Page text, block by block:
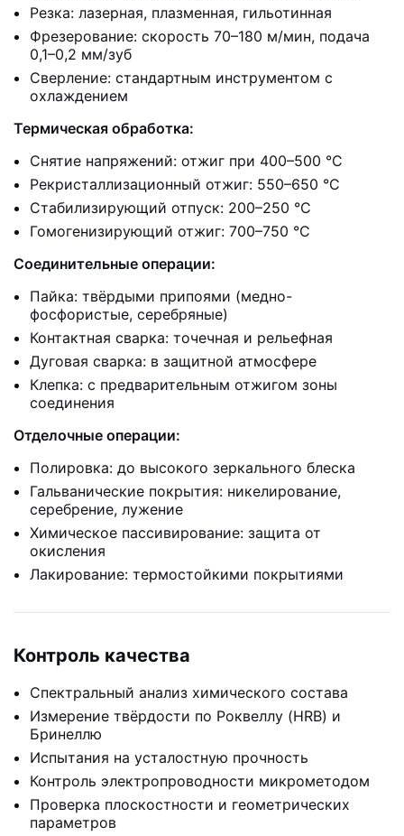
Резка: лазерная, плазменная, гильотинная
Фрезерование: скорость 70–180 м/мин, подача
0,1–0,2 мм/зуб
Сверление: стандартным инструментом с
охлаждением
Термическая обработка:
Снятие напряжений: отжиг при 400–500 °C
Рекристаллизационный отжиг: 550–650 °C
Стабилизирующий отпуск: 200–250 °C
Гомогенизирующий отжиг: 700–750 °C
Соединительные операции:
Пайка: твёрдыми припоями (медно-
фосфористые, серебряные)
Контактная сварка: точечная и рельефная
Дуговая сварка: в защитной атмосфере
Клепка: с предварительным отжигом зоны
соединения
Отделочные операции:
Полировка: до высокого зеркального блеска
Гальванические покрытия: никелирование,
серебрение, лужение
Химическое пассивирование: защита от
окисления
Лакирование: термостойкими покрытиями
Контроль качества
Спектральный анализ химического состава
Измерение твёрдости по Роквеллу (HRB) и
Бринеллю
Испытания на усталостную прочность
Контроль электропроводности микрометодом
Проверка плоскостности и геометрических
параметров